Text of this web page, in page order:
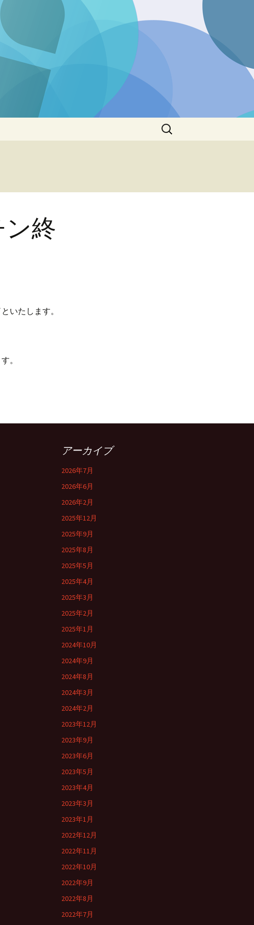
検
終
いたします。
。
アーカイブ
2026年7月
2026年6月
2026年2月
2025年12月
2025年9月
2025年8月
2025年5月
2025年4月
2025年3月
2025年2月
2025年1月
2024年10月
2024年9月
2024年8月
2024年3月
2024年2月
2023年12月
2023年9月
2023年6月
2023年5月
2023年4月
2023年3月
2023年1月
2022年12月
2022年11月
2022年10月
2022年9月
2022年8月
2022年7月